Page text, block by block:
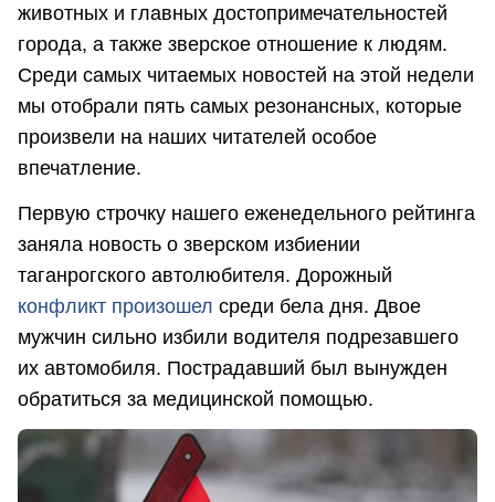
животных и главных достопримечательностей
города, а также зверское отношение к людям.
Среди самых читаемых новостей на этой недели
мы отобрали пять самых резонансных, которые
произвели на наших читателей особое
впечатление.
Первую строчку нашего еженедельного рейтинга
заняла новость о зверском избиении
таганрогского автолюбителя. Дорожный
конфликт произошел среди бела дня. Двое
мужчин сильно избили водителя подрезавшего
их автомобиля. Пострадавший был вынужден
обратиться за медицинской помощью.